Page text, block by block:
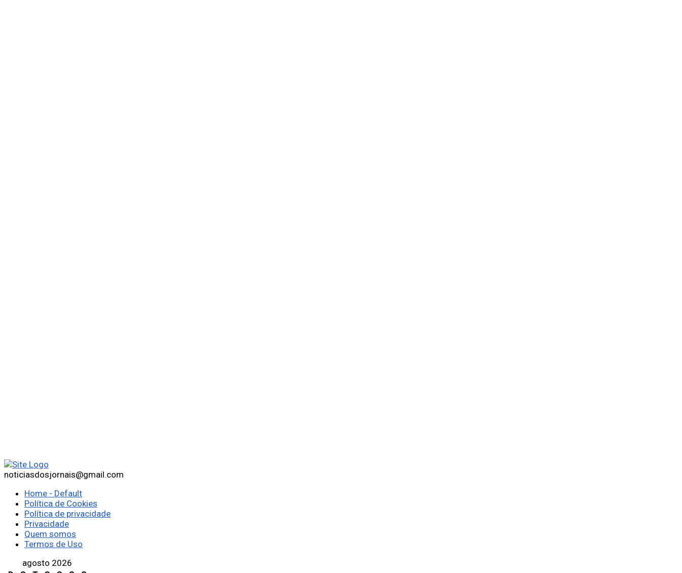
noticiasdosjornais@gmail.com
Home - Default
Política de Cookies
Política de privacidade
Privacidade
Quem somos
Termos de Uso
agosto 2026